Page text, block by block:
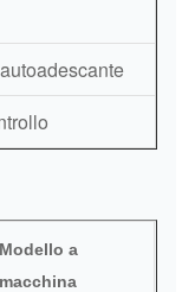
Modello a
macchina